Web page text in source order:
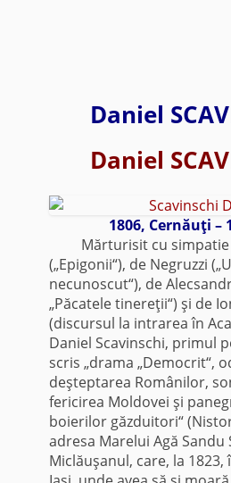
Daniel
Daniel
1806, Cernăuţi –
Mărturisit cu simpatie
(„Epigonii“), de Negruzzi
necunoscut“), de
„Păcatele tinereţii“) şi de
(discursul la intrarea în
Daniel Scavinschi, primul
scris „drama „Democrit“,
deşteptarea Românilor,
fericirea Moldovei şi
boierilor găzduitori“
adresa Marelui Agă Sandu
Miclăuşanul, care, la 1823,